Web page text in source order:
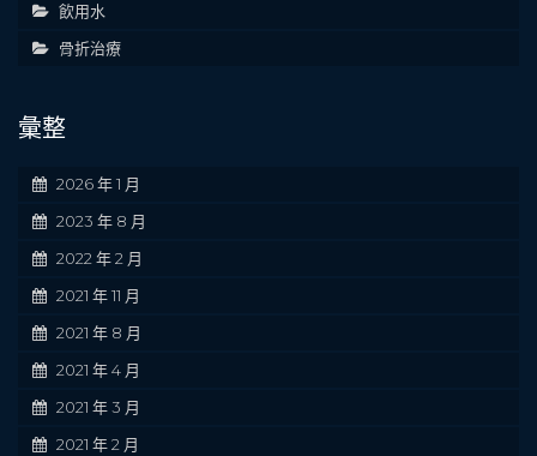
飲用水
骨折治療
彙整
2026 年 1 月
2023 年 8 月
2022 年 2 月
2021 年 11 月
2021 年 8 月
2021 年 4 月
2021 年 3 月
2021 年 2 月